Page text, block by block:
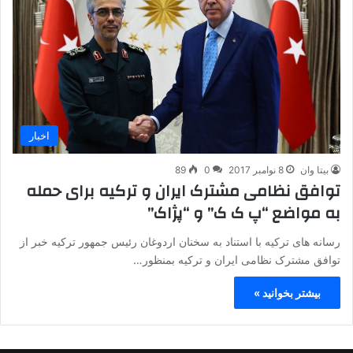
اخبار
بیتا وان 8 نوامبر 2017 0
89
توافق نظامی مشترک ایران و ترکیه برای حمله
به مواضع “پ ک ک” و “پژاک”
رسانه های ترکیه با استناد به سخنان اردوغان رئیس جمهور ترکیه خبر از
توافق مشترک نظامی ایران و ترکیه بمنظور…
بیشتر بخوانید »